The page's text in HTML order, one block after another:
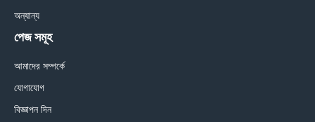
অন্যান্য
পেজ সমূহ
আমাদের সম্পর্কে
যোগাযোগ
বিজ্ঞাপন দিন